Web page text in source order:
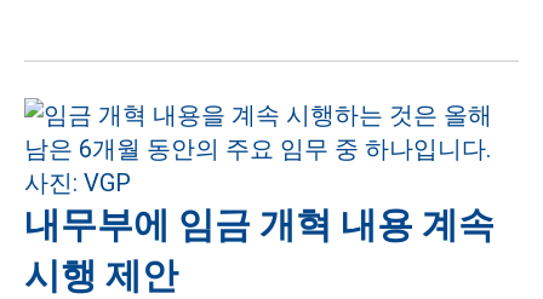
내무부에 임금 개혁 내용 계속
시행 제안